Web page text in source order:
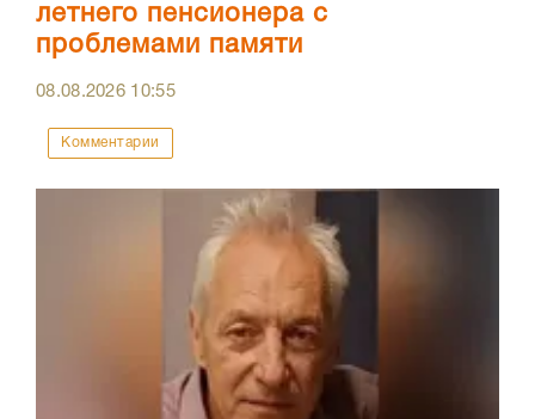
летнего пенсионера с
проблемами памяти
08.08.2026 10:55
Комментарии